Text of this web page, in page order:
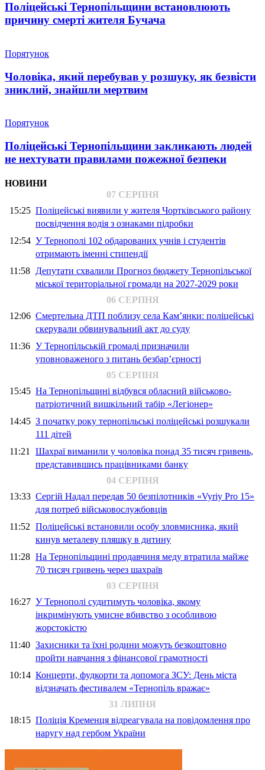
Поліцейські Тернопільщини встановлюють
причину смерті жителя Бучача
Порятунок
Чоловіка, який перебував у розшуку, як безвісти
зниклий, знайшли мертвим
Порятунок
Поліцейські Тернопільщини закликають людей
не нехтувати правилами пожежної безпеки
НОВИНИ
07 СЕРПНЯ
15:25 Поліцейські виявили у жителя Чортківського району
посвідчення водія з ознаками підробки
12:54 У Тернополі 102 обдарованих учнів і студентів
отримають іменні стипендії
11:58 Депутати схвалили Прогноз бюджету Тернопільської
міської територіальної громади на 2027-2029 роки
06 СЕРПНЯ
12:06 Смертельна ДТП поблизу села Кам’янки: поліцейські
скерували обвинувальний акт до суду
11:36 У Тернопільській громаді призначили
уповноваженого з питань безбар’єрності
05 СЕРПНЯ
15:45 На Тернопільщині відбувся обласний військово-
патріотичний вишкільний табір «Легіонер»
14:45 З початку року тернопільські поліцейські розшукали
111 дітей
11:21 Шахраї виманили у чоловіка понад 35 тисяч гривень,
представившись працівниками банку
04 СЕРПНЯ
13:33 Сергій Надал передав 50 безпілотників «Vyriy Pro 15»
для потреб військовослужбовців
11:52 Поліцейські встановили особу зловмисника, який
кинув металеву пляшку в дитину
11:28 На Тернопільщині продавчиня меду втратила майже
70 тисяч гривень через шахраїв
03 СЕРПНЯ
16:27 У Тернополі судитимуть чоловіка, якому
інкримінують умисне вбивство з особливою
жорстокістю
11:40 Захисники та їхні родини можуть безкоштовно
пройти навчання з фінансової грамотності
10:14 Концерти, фудкорти та допомога ЗСУ: День міста
відзначать фестивалем «Тернопіль вражає»
31 ЛИПНЯ
18:15 Поліція Кременця відреагувала на повідомлення про
наругу над гербом України